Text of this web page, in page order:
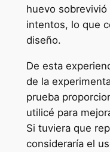
huevo
intentos, lo que
diseño.
De esta
de la
prueba
utilicé para
Si tuviera que
consideraría el